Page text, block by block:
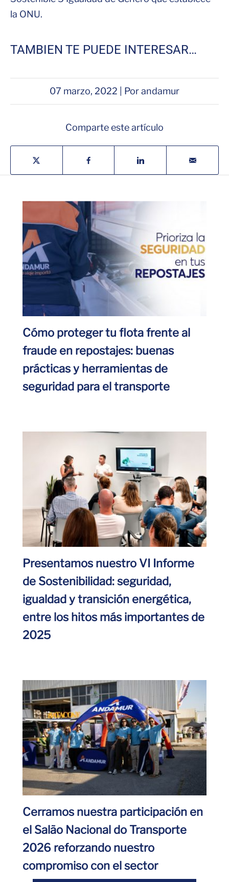
la ONU.
TAMBIEN TE PUEDE INTERESAR…
07 marzo, 2022 | Por andamur
Comparte este artículo
Cómo proteger tu flota frente al
fraude en repostajes: buenas
prácticas y herramientas de
seguridad para el transporte
Presentamos nuestro VI Informe
de Sostenibilidad: seguridad,
igualdad y transición energética,
entre los hitos más importantes de
2025
Cerramos nuestra participación en
el Salão Nacional do Transporte
2026 reforzando nuestro
compromiso con el sector